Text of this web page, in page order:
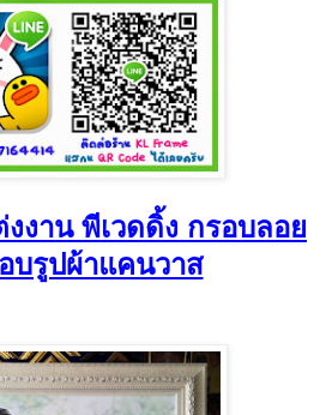
งาน พีเวดดิ้ง กรอบลอย
บรูปผ้าแคนวาส